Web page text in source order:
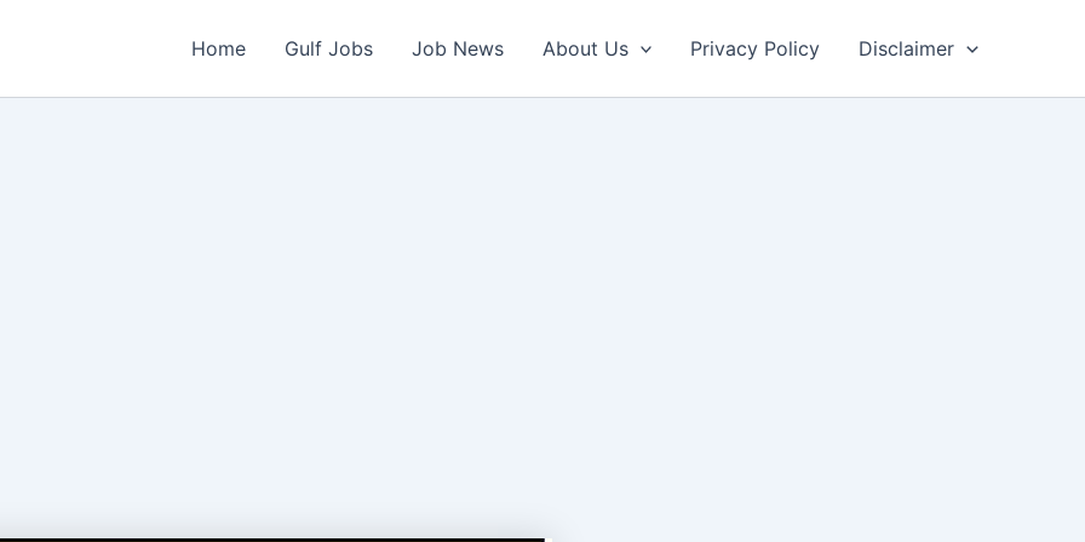
Home Gulf Jobs Job News About Us Privacy Policy Disclaimer